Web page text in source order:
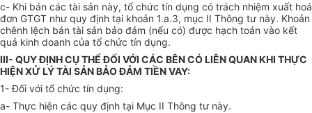
c- Khi bán các tài sản này, tổ chức tín dụng có trách nhiệm xuất hoá
đơn GTGT như quy định tại khoản 1.a.3, mục II Thông tư này. Khoản
chênh lệch bán tài sản bảo đảm (nếu có) được hạch toán vào kết
quả kinh doanh của tổ chức tín dụng.
III- QUY ĐỊNH CỤ THỂ ĐỐI VỚI CÁC BÊN CÓ LIÊN QUAN KHI THỰC
HIỆN XỬ LÝ TÀI SẢN BẢO ĐẢM TIỀN VAY:
1- Đối với tổ chức tín dụng:
a- Thực hiện các quy định tại Mục II Thông tư này.